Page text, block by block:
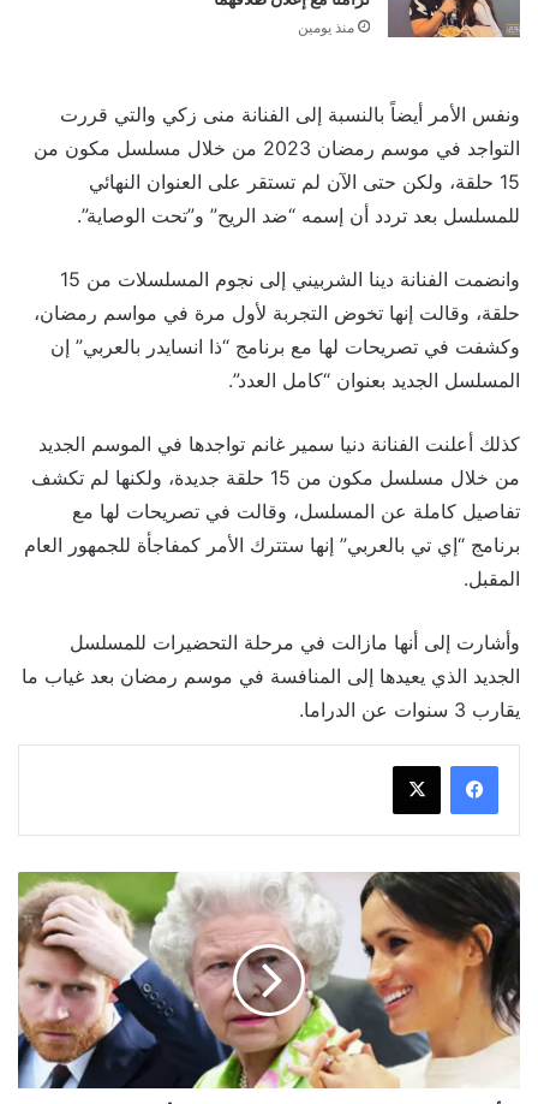
منذ يومين
ونفس الأمر أيضاً بالنسبة إلى الفنانة منى زكي والتي قررت
التواجد في موسم رمضان 2023 من خلال مسلسل مكون من
15 حلقة، ولكن حتى الآن لم تستقر على العنوان النهائي
للمسلسل بعد تردد أن إسمه “ضد الريح” و”تحت الوصاية”.
وانضمت الفنانة دينا الشربيني إلى نجوم المسلسلات من 15
حلقة، وقالت إنها تخوض التجربة لأول مرة في مواسم رمضان،
وكشفت في تصريحات لها مع برنامج “ذا انسايدر بالعربي” إن
المسلسل الجديد بعنوان “كامل العدد”.
كذلك أعلنت الفنانة دنيا سمير غانم تواجدها في الموسم الجديد
من خلال مسلسل مكون من 15 حلقة جديدة، ولكنها لم تكشف
تفاصيل كاملة عن المسلسل، وقالت في تصريحات لها مع
برنامج “إي تي بالعربي” إنها ستترك الأمر كمفاجأة للجمهور العام
المقبل.
وأشارت إلى أنها مازالت في مرحلة التحضيرات للمسلسل
الجديد الذي يعيدها إلى المنافسة في موسم رمضان بعد غياب ما
يقارب 3 سنوات عن الدراما.
أبرز
تصريحات
ميغان
وهاري
في
الحلقات
الأولى
مسلسل